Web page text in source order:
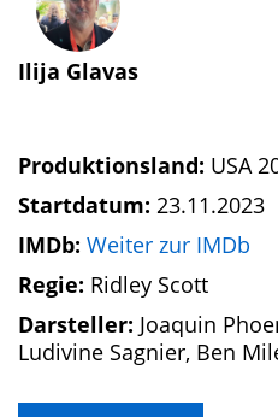
Ilija Glavas
Produktionsland: USA
Startdatum: 23.11.2023
IMDb: Weiter zur IMDb
Regie: Ridley Scott
Darsteller: Joaquin
Ludivine Sagnier, Ben